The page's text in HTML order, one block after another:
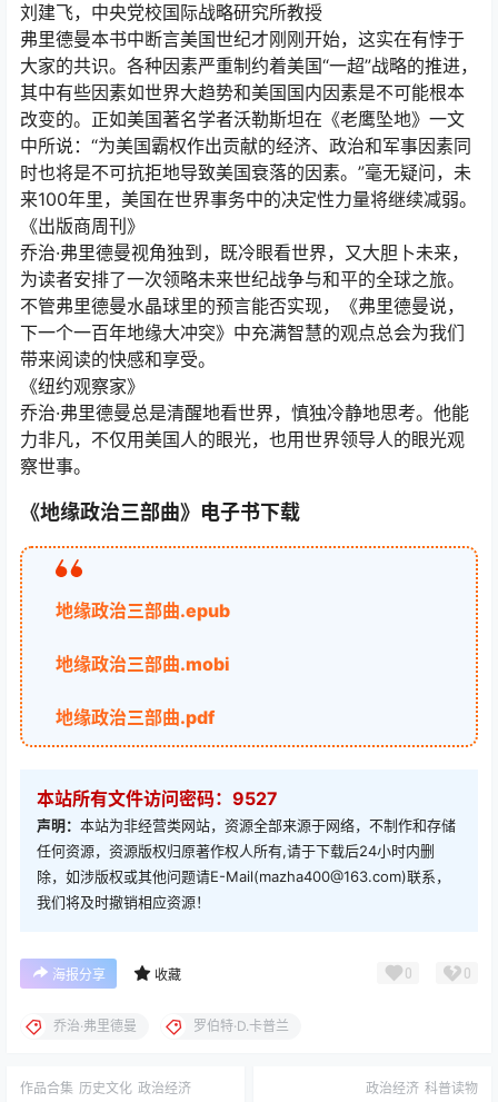
刘建飞，中央党校国际战略研究所教授
弗里德曼本书中断言美国世纪才刚刚开始，这实在有悖于
大家的共识。各种因素严重制约着美国“一超”战略的推进，
其中有些因素如世界大趋势和美国国内因素是不可能根本
改变的。正如美国著名学者沃勒斯坦在《老鹰坠地》一文
中所说：“为美国霸权作出贡献的经济、政治和军事因素同
时也将是不可抗拒地导致美国衰落的因素。”毫无疑问，未
来100年里，美国在世界事务中的决定性力量将继续减弱。
《出版商周刊》
乔治·弗里德曼视角独到，既冷眼看世界，又大胆卜未来，
为读者安排了一次领略未来世纪战争与和平的全球之旅。
不管弗里德曼水晶球里的预言能否实现，《弗里德曼说，
下一个一百年地缘大冲突》中充满智慧的观点总会为我们
带来阅读的快感和享受。
《纽约观察家》
乔治·弗里德曼总是清醒地看世界，慎独冷静地思考。他能
力非凡，不仅用美国人的眼光，也用世界领导人的眼光观
察世事。
《地缘政治三部曲》电子书下载
地缘政治三部曲.epub
地缘政治三部曲.mobi
地缘政治三部曲.pdf
本站所有文件访问密码：9527
声明： 本站为非经营类网站，资源全部来源于网络，不制作和存储
任何资源，资源版权归原著作权人所有,请于下载后24小时内删
除，如涉版权或其他问题请E-Mail(mazha400@163.com)联系，
我们将及时撤销相应资源！
海报分享 收藏 0 0
乔治·弗里德曼 罗伯特·D.卡普兰
作品合集 历史文化 政治经济 政治经济 科普读物